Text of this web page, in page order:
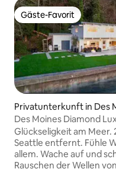
Gäste-Favorit
Gäste-Favorit
Privatunterkunft in Des
nes
Des Moines Diamond
Glückseligkeit am Meer.
Seattle entfernt. Fühle
allem. Wache auf und
Rauschen der Wellen